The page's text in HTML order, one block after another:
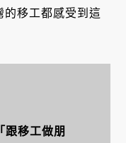
的移工都感受到這
跟移工做朋